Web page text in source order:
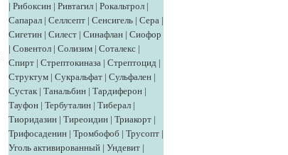
| Рибоксин | Ривтагил | Рокальтрол |
Сапарал | Селлсепт | Сенсигель | Сера |
Сигетин | Силест | Синафлан | Сиофор
| Совентол | Солизим | Соталекс |
Спирт | Стрептокиназа | Стрептоцид |
Структум | Сукральфат | Сульфален |
Сустак | Танальбин | Тардиферон |
Тауфон | Тербуталин | Тиберал |
Тиоридазин | Тиреоидин | Триакорт |
Трифосаденин | Тромбофоб | Трусопт |
Уголь активированный | Ундевит |